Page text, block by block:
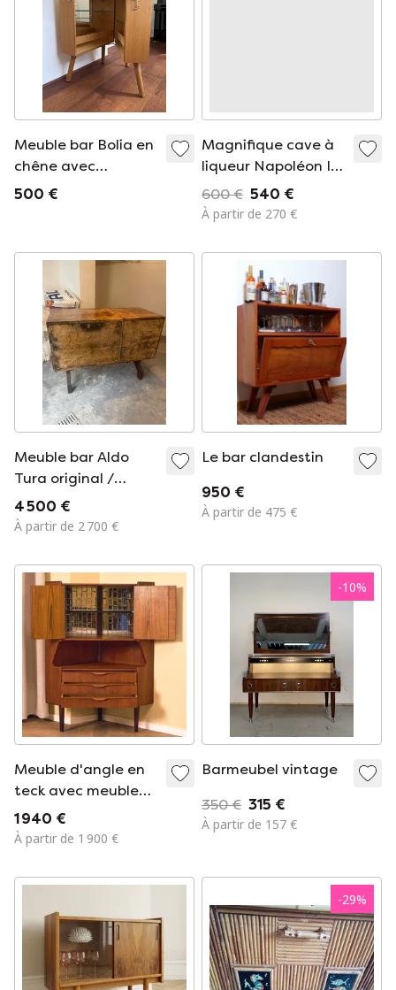
Meuble bar Bolia en
chêne avec
étagères en verre et
500 €
Magnifique cave à
liqueur Napoléon III
ornée de nacre et
de laiton
600 € 540 €
À partir de 270 €
Meuble bar Aldo
Tura original /
Classique du design
du milieu du siècle
4 500 €
À partir de 2 700 €
Le bar clandestin
950 €
À partir de 475 €
Meuble d'angle en
teck avec meuble
bar Gunni Omann
Jun, Danemark,
1 940 €
À partir de 1 900 €
-10%
Barmeubel vintage
350 € 315 €
À partir de 157 €
-29%